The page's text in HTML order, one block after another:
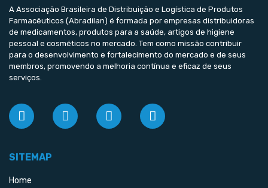
A Associação Brasileira de Distribuição e Logística de Produtos
Farmacêuticos (Abradilan) é formada por empresas distribuidoras
de medicamentos, produtos para a saúde, artigos de higiene
pessoal e cosméticos no mercado. Tem como missão contribuir
para o desenvolvimento e fortalecimento do mercado e de seus
membros, promovendo a melhoria contínua e eficaz de seus
serviços.
SITEMAP
Home